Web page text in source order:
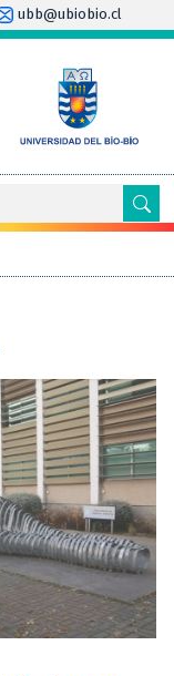
ubb@ubiobio.cl